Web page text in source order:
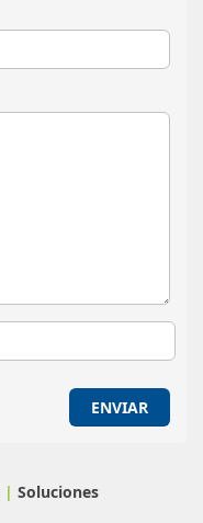
ENVIAR
| Soluciones